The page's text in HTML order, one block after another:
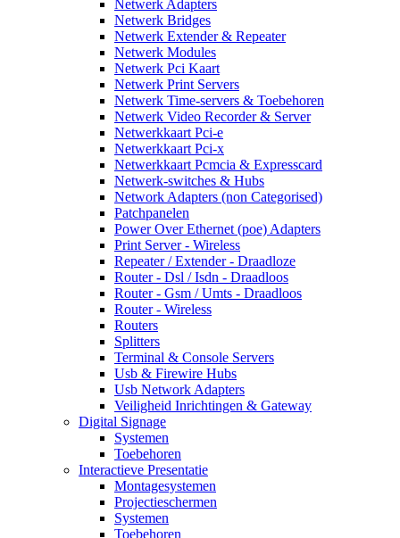
Netwerk Adapters
Netwerk Bridges
Netwerk Extender & Repeater
Netwerk Modules
Netwerk Pci Kaart
Netwerk Print Servers
Netwerk Time-servers & Toebehoren
Netwerk Video Recorder & Server
Netwerkkaart Pci-e
Netwerkkaart Pci-x
Netwerkkaart Pcmcia & Expresscard
Netwerk-switches & Hubs
Network Adapters (non Categorised)
Patchpanelen
Power Over Ethernet (poe) Adapters
Print Server - Wireless
Repeater / Extender - Draadloze
Router - Dsl / Isdn - Draadloos
Router - Gsm / Umts - Draadloos
Router - Wireless
Routers
Splitters
Terminal & Console Servers
Usb & Firewire Hubs
Usb Network Adapters
Veiligheid Inrichtingen & Gateway
Digital Signage
Systemen
Toebehoren
Interactieve Presentatie
Montagesystemen
Projectieschermen
Systemen
Toebehoren